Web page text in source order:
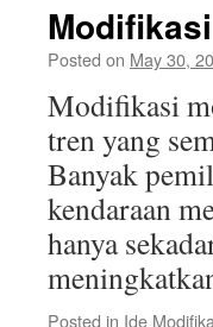
Posted on May 30,
Modifikasi
tren yang
Banyak
kendaraan
hanya
Posted in Ide